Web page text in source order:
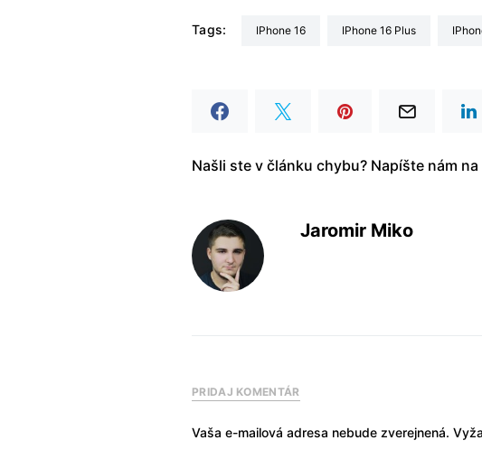
Tags: iPhone 16 iPhone 16 Plus
Našli ste v článku chybu? Napíšte nám na
Jaromir Miko
PRIDAJ KOMENTÁR
Vaša e-mailová adresa nebude zverejnená.